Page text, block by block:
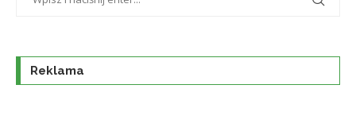
Reklama